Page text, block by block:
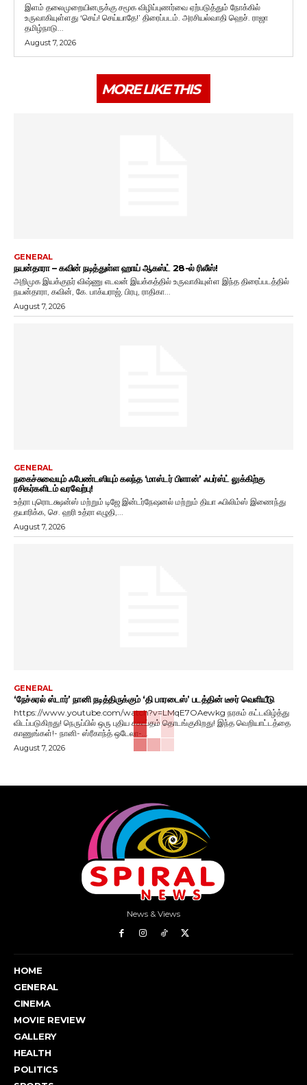
இளம் தலைமுறையினருக்கு சமூக விழிப்புணர்வை ஏற்படுத்தும் நோக்கில்
உருவாகியுள்ளது ‘செய்! செய்யாதே!’ திரைப்படம். அரசியல்வாதி ஹெச். ராஜா
தமிழ்நாடு...
August 7, 2026
MORE LIKE THIS
GENERAL
நயன்தாரா – கவின் நடித்துள்ள ஹாய் ஆகஸ்ட் 28-ல் ரிலீஸ்!
அறிமுக இயக்குநர் விஷ்ணு எடவன் இயக்கத்தில் உருவாகியுள்ள இந்த திரைப்படத்தில்
நயன்தாரா, கவின், கே. பாக்யராஜ், பிரபு, ராதிகா...
August 7, 2026
GENERAL
நகைச்சுவையும் ஃபேண்டஸியும் கலந்த ‘மாஸ்டர் பிளான்’ ஃபர்ஸ்ட் லுக்கிற்கு
ரசிகர்களிடம் வரவேற்பு!
உத்ரா புரொடக்ஷன்ஸ் மற்றும் டிஜே இன்டர்நேஷனல் மற்றும் தியா ஃபிலிம்ஸ் இணைந்து
தயாரிக்க, செ. ஹரி உத்ரா எழுதி,...
August 7, 2026
GENERAL
‘நேச்சுரல் ஸ்டார்’ நானி நடித்திருக்கும் ‘தி பாரடைஸ்’ படத்தின் டீசர் வெளியீடு
https://www.youtube.com/watch?v=LMqE7OAewkg நரகம் கட்டவிழ்த்து
விடப்படுகிறது! நெருப்பில் ஒரு புதிய சகாப்தம் தொடங்குகிறது! இந்த வெறியாட்டத்தை
காணுங்கள்!- நானி- ஸ்ரீகாந்த் ஒடேலா-...
August 7, 2026
News & Views
HOME
GENERAL
CINEMA
MOVIE REVIEW
GALLERY
HEALTH
POLITICS